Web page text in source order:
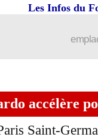
Les Infos du
accélère
Saint-
à dispenser ses
l'avis de